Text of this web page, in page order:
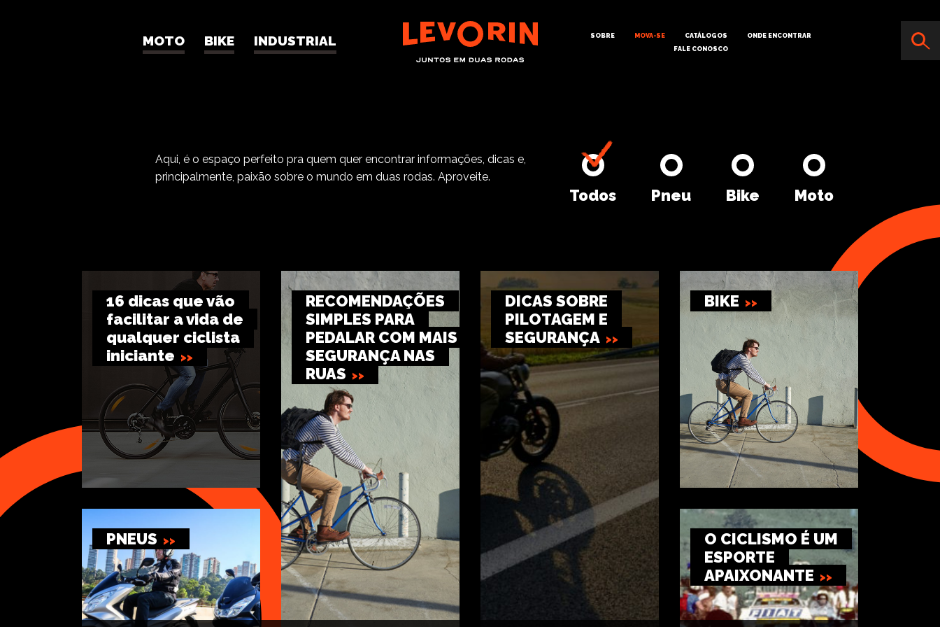
MOTO BIKE INDUSTRIAL SOBRE MOVA-SE CATÁLOGOS
ONDE ENCONTRAR
FALE CONOSCO
Aqui, é o espaço perfeito pra quem quer encontrar informações, dicas e,
principalmente, paixão sobre o mundo em duas rodas. Aproveite.
Todos Pneu Bike Moto
16 dicas que vão
facilitar a vida de
qualquer ciclista
iniciante
RECOMENDAÇÕES
SIMPLES PARA
PEDALAR COM MAIS
SEGURANÇA NAS
RUAS
DICAS SOBRE
PILOTAGEM E
SEGURANÇA
BIKE
PNEUS
O CICLISMO É UM
ESPORTE
APAIXONANTE